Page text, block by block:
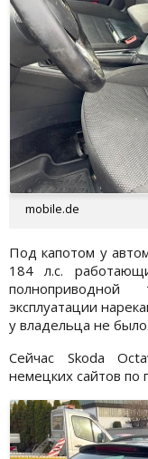
mobile.de
Под капотом у
184 л.с.
эксплуатации
у владельца не было.
Сейчас Skoda
немецких сайтов по